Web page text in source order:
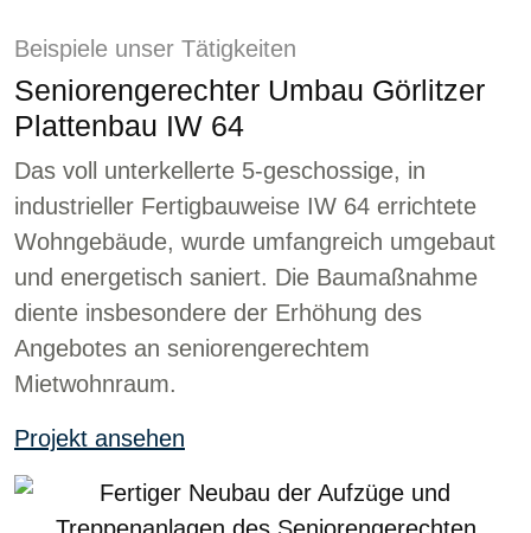
Beispiele unser Tätigkeiten
Seniorengerechter Umbau Görlitzer
Plattenbau IW 64
Das voll unterkellerte 5-geschossige, in
industrieller Fertigbauweise IW 64 errichtete
Wohngebäude, wurde umfangreich umgebaut
und energetisch saniert. Die Baumaßnahme
diente insbesondere der Erhöhung des
Angebotes an seniorengerechtem
Mietwohnraum.
Projekt ansehen